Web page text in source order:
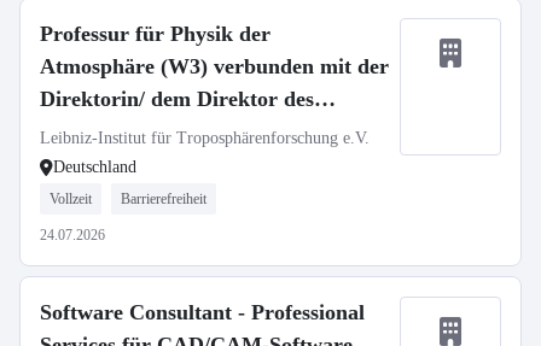
Professur für Physik der
Atmosphäre (W3) verbunden mit der
Direktorin/ dem Direktor des
TROPOS
Leibniz-Institut für Troposphärenforschung e.V.
Deutschland
Vollzeit Barrierefreiheit
24.07.2026
Software Consultant - Professional